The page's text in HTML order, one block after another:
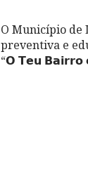
O Município de
preventiva e
“𝗢 𝗧𝗲𝘂 𝗕𝗮𝗶𝗿𝗿𝗼